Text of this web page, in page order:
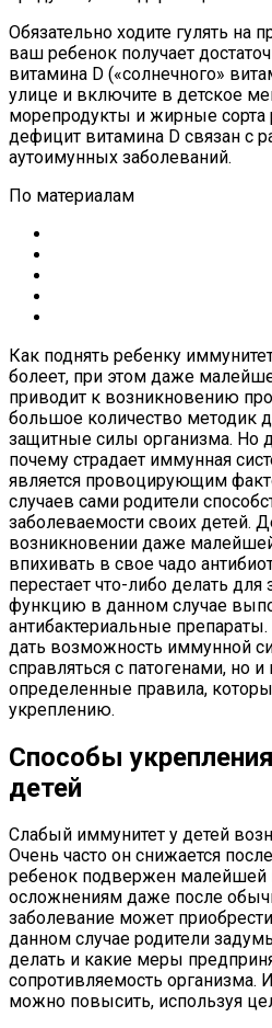
Обязательно ходите гулять на
ваш ребенок получает
витамина D («солнечного»
улице и включите в детское
морепродукты и жирные
дефицит витамина D связан с
аутоимунных заболеваний.
По материалам
Как поднять ребенку
болеет, при этом даже
приводит к возникновению
большое количество методик
защитные силы организма. Но
почему страдает иммунная
является провоцирующим
случаев сами родители
заболеваемости своих детей.
возникновении даже
впихивать в свое чадо
перестает что-либо делать
функцию в данном случае
антибактериальные
дать возможность иммунной
справляться с патогенами, но
определенные правила,
укреплению.
Способы
детей
Слабый иммунитет у детей
Очень часто он снижается
ребенок подвержен малейшей
осложнениям даже после
заболевание может
данном случае родители
делать и какие меры
сопротивляемость организма.
можно повысить, используя